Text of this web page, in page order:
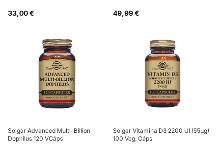
33,00 € 49,99 €
Solgar Advanced Multi-Billion
Dophilus 120 VCáps
Solgar Vitamina D3 2200 UI (55µg)
100 Veg. Cáps